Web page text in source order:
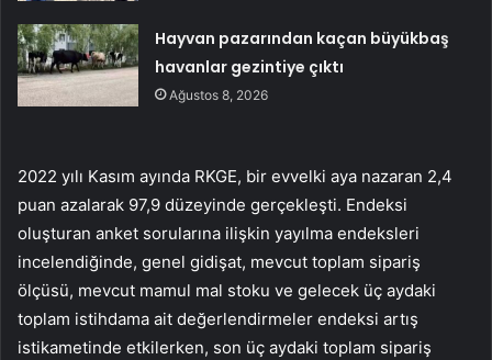
Hayvan pazarından kaçan büyükbaş
havanlar gezintiye çıktı
Ağustos 8, 2026
2022 yılı Kasım ayında RKGE, bir evvelki aya nazaran 2,4
puan azalarak 97,9 düzeyinde gerçekleşti. Endeksi
oluşturan anket sorularına ilişkin yayılma endeksleri
incelendiğinde, genel gidişat, mevcut toplam sipariş
ölçüsü, mevcut mamul mal stoku ve gelecek üç aydaki
toplam istihdama ait değerlendirmeler endeksi artış
istikametinde etkilerken, son üç aydaki toplam sipariş